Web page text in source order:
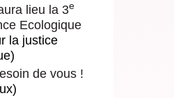
lieu la 3e
Ecologique
la justice
de vous !